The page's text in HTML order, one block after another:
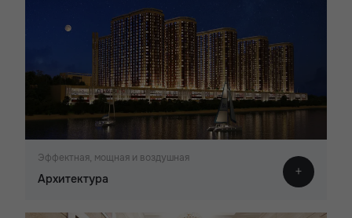
Эффектная, мощная и воздушная
Архитектура